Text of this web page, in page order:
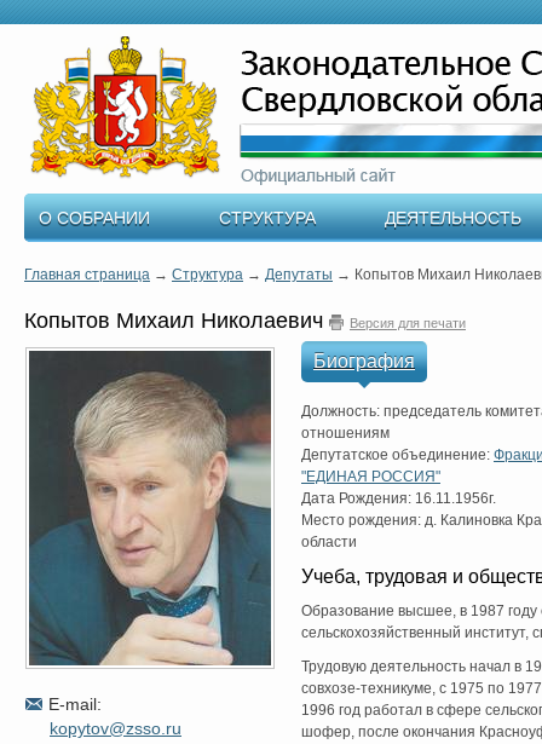
О СОБРАНИИ СТРУКТУРА ДЕЯТЕЛЬНОСТЬ
Главная страница → Структура → Депутаты → Копытов Михаил
Копытов Михаил Николаевич Версия для печати
E-mail:
kopytov@zsso.ru
Биография
Должность: председатель
отношениям
Депутатское объединение:
"ЕДИНАЯ РОССИЯ"
Дата Рождения: 16.11.1956г.
Место рождения: д. Калиновка
области
Учеба, трудовая и
Образование высшее, в 1987 году
сельскохозяйственный институт,
Трудовую деятельность начал в
совхозе-техникуме, с 1975 по
1996 год работал в сфере
шофер, после окончания